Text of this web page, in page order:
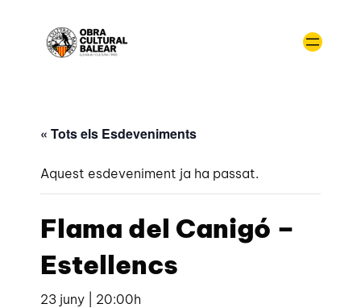
« Tots els Esdeveniments
Aquest esdeveniment ja ha passat.
Flama del Canigó –
Estellencs
23 juny | 20:00h